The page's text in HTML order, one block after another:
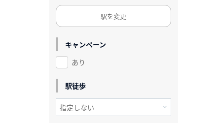
駅を変更
キャンペーン
あり
駅徒歩